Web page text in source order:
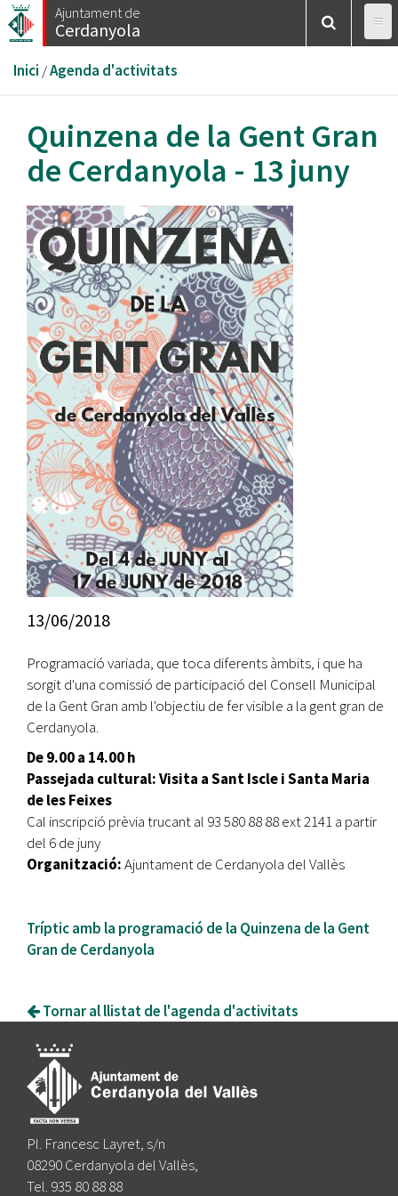
Vés
al
Ajuntament de
Cerdanyola
Esteu
aquí
Inici /Agenda d'activitats
Quinzena de la Gent Gran
de Cerdanyola - 13 juny
13/06/2018
Programació variada, que toca diferents àmbits, i que ha
sorgit d'una comissió de participació del Consell Municipal
de la Gent Gran amb l'objectiu de fer visible a la gent gran de
Cerdanyola.
De 9.00 a 14.00 h
Passejada cultural: Visita a Sant Iscle i Santa Maria
de les Feixes
Cal inscripció prèvia trucant al 93 580 88 88 ext 2141 a partir
del 6 de juny
Organització:Ajuntament de Cerdanyola del Vallès
Tríptic amb la programació de la Quinzena de la Gent
Gran de Cerdanyola
Tornar al llistat de l'agenda d'activitats
Pl. Francesc Layret, s/n
08290 Cerdanyola del Vallès,
Tel. 935 80 88 88